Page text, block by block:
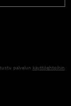
palvelun käyttöehtoihin